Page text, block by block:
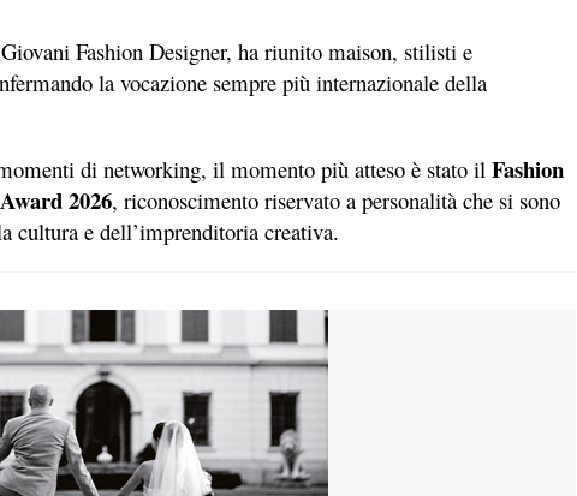
Fashion Designer, ha riunito maison, stilisti e
la vocazione sempre più internazionale della
di networking, il momento più atteso è stato il Fashion
2026, riconoscimento riservato a personalità che si sono
cultura e dell’imprenditoria creativa.